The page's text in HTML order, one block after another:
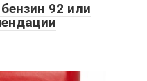
92 или